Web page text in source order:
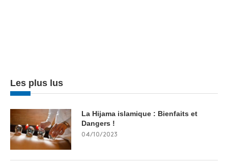
Les plus lus
La Hijama islamique : Bienfaits et
Dangers !
04/10/2023